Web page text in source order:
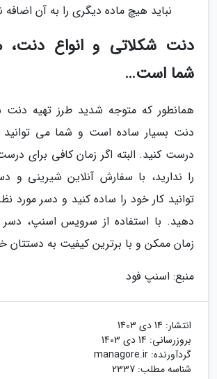
نباید هیچ ماده دیگری را به آن اضافه
دنت شکلاتی و انواع دنت،
شما است…
همانطور که متوجه شدید طرز تهیه دنت
دنت بسیار ساده است و شما می توانید
درست کنید. البته اگر زمان کافی برای
را ندارید، با سفارش آنلاین شیرینی و
توانید کار خود را ساده کنید و دسر مورد
دهید. با استفاده از سرویس اسنپ،
زمان ممکن و با برترین کیفیت به دستتان
منبع: اسنپ فود
انتشار: 14 دی 1403
بروزرسانی: 14 دی 1403
گردآورنده: managore.ir
شناسه مطلب: 2337